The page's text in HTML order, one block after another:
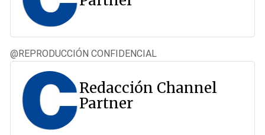
@REPRODUCCIÓN CONFIDENCIAL
Redacción Channel
Partner